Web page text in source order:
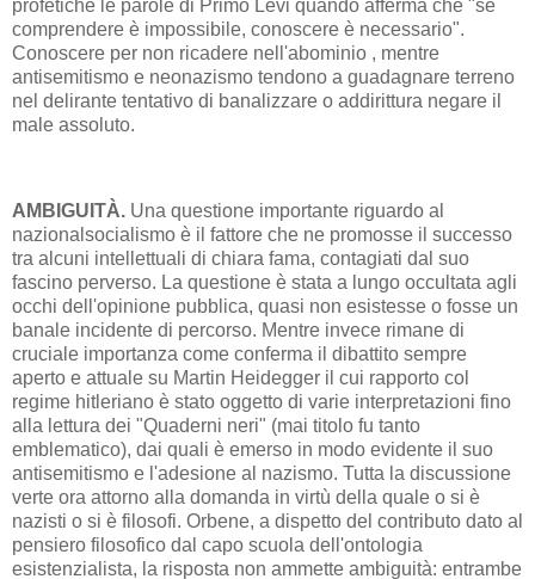
profetiche le parole di Primo Levi quando afferma che "se
comprendere è impossibile, conoscere è necessario".
Conoscere per non ricadere nell'abominio , mentre
antisemitismo e neonazismo tendono a guadagnare terreno
nel delirante tentativo di banalizzare o addirittura negare il
male assoluto.
AMBIGUITÀ. Una questione importante riguardo al
nazionalsocialismo è il fattore che ne promosse il successo
tra alcuni intellettuali di chiara fama, contagiati dal suo
fascino perverso. La questione è stata a lungo occultata agli
occhi dell'opinione pubblica, quasi non esistesse o fosse un
banale incidente di percorso. Mentre invece rimane di
cruciale importanza come conferma il dibattito sempre
aperto e attuale su Martin Heidegger il cui rapporto col
regime hitleriano è stato oggetto di varie interpretazioni fino
alla lettura dei "Quaderni neri" (mai titolo fu tanto
emblematico), dai quali è emerso in modo evidente il suo
antisemitismo e l'adesione al nazismo. Tutta la discussione
verte ora attorno alla domanda in virtù della quale o si è
nazisti o si è filosofi. Orbene, a dispetto del contributo dato al
pensiero filosofico dal capo scuola dell'ontologia
esistenzialista, la risposta non ammette ambiguità: entrambe